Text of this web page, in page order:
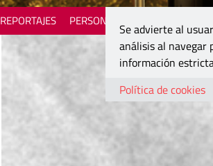
REPORTAJES PERSONAJES
Se advierte al
análisis al navegar
información
Política de cookies